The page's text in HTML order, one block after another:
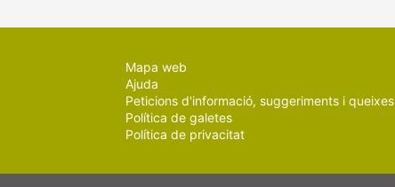
Mapa web
Ajuda
Peticions d'informació, suggeriments i queixes
Política de galetes
Política de privacitat